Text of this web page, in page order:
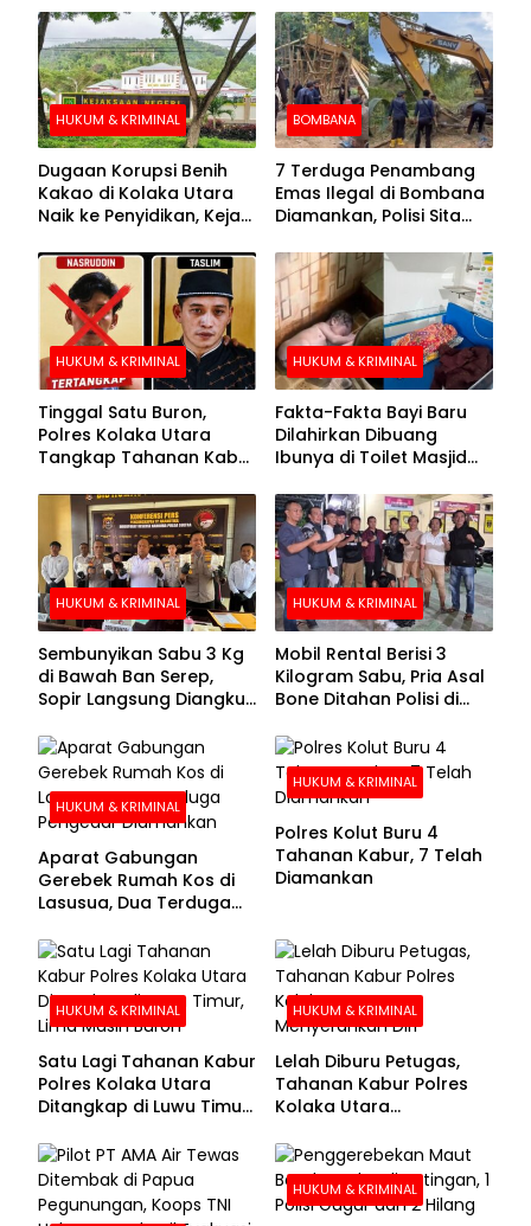
HUKUM & KRIMINAL
Dugaan Korupsi Benih
Kakao di Kolaka Utara
Naik ke Penyidikan, Kejari
BOMBANA
7 Terduga Penambang
Emas Ilegal di Bombana
Diamankan, Polisi Sita
Crusher
HUKUM & KRIMINAL
Tinggal Satu Buron,
Polres Kolaka Utara
Tangkap Tahanan Kabur
Pengejaran
HUKUM & KRIMINAL
Fakta-Fakta Bayi Baru
Dilahirkan Dibuang
Ibunya di Toilet Masjid
HUKUM & KRIMINAL
Sembunyikan Sabu 3 Kg
di Bawah Ban Serep,
Sopir Langsung Diangkut
HUKUM & KRIMINAL
Mobil Rental Berisi 3
Kilogram Sabu, Pria Asal
Bone Ditahan Polisi di
HUKUM & KRIMINAL
Aparat Gabungan
Gerebek Rumah Kos di
Lasusua, Dua Terduga
HUKUM & KRIMINAL
Polres Kolut Buru 4
Tahanan Kabur, 7 Telah
Diamankan
HUKUM & KRIMINAL
Satu Lagi Tahanan Kabur
Polres Kolaka Utara
Ditangkap di Luwu Timur,
HUKUM & KRIMINAL
Lelah Diburu Petugas,
Tahanan Kabur Polres
Kolaka Utara
HUKUM & KRIMINAL